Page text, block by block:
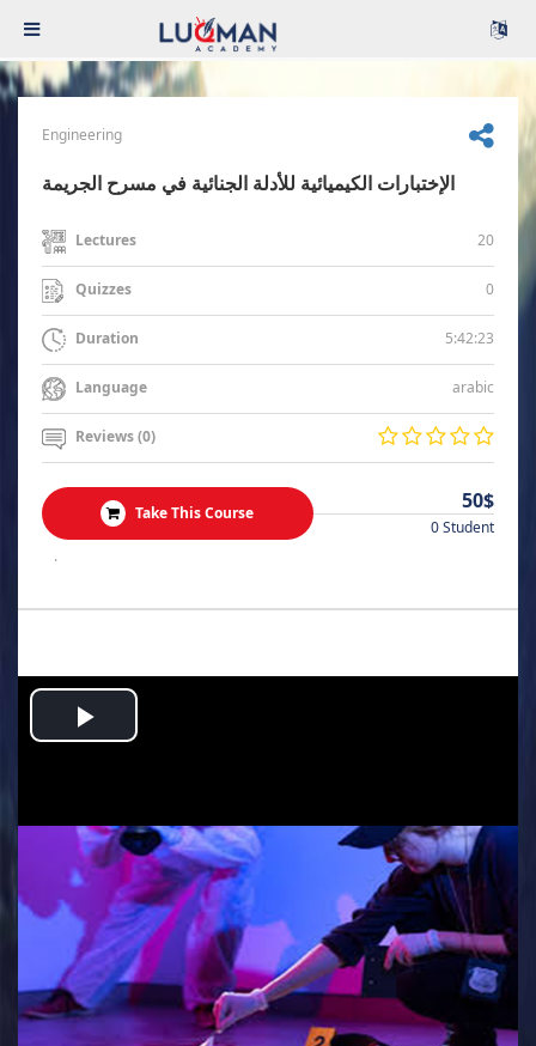
Engineering
الإختبارات الكيميائية للأدلة الجنائية في مسرح الجريمة
Lectures 20
Quizzes 0
Duration 5:42:23
Language arabic
Reviews (0)
Take This Course 50$
0 Student
.
Play